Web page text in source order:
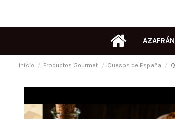
Inicio Productos Gourmet Quesos de España